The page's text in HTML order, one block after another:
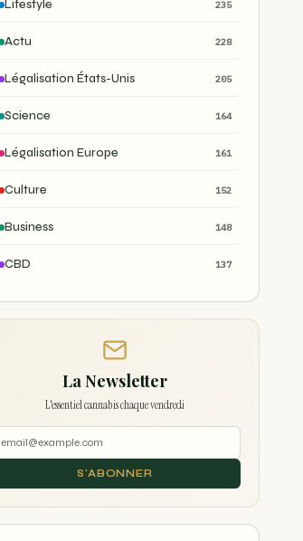
Lifestyle 235
Actu 228
Légalisation États-Unis 205
Science 164
Légalisation Europe 161
Culture 152
Business 148
CBD 137
La Newsletter
L'essentiel cannabis chaque vendredi
S'ABONNER